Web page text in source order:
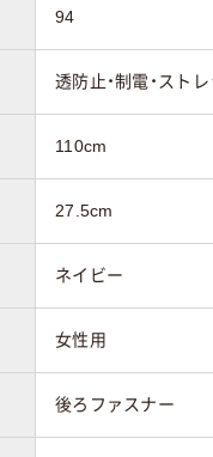
94
透防止・制電・スト
110cm
27.5cm
ネイビー
女性用
後ろファスナー